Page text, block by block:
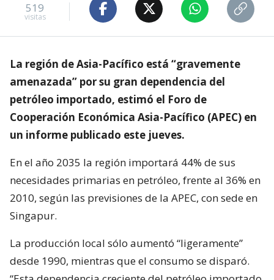
519
visitas
La región de Asia-Pacífico está “gravemente
amenazada” por su gran dependencia del
petróleo importado, estimó el Foro de
Cooperación Económica Asia-Pacífico (APEC) en
un informe publicado este jueves.
En el año 2035 la región importará 44% de sus
necesidades primarias en petróleo, frente al 36% en
2010, según las previsiones de la APEC, con sede en
Singapur.
La producción local sólo aumentó “ligeramente”
desde 1990, mientras que el consumo se disparó.